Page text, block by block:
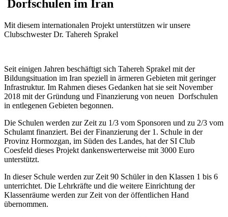
Dorfschulen im Iran
Mit diesem internationalen Projekt unterstützen wir unsere
Clubschwester Dr. Tahereh Sprakel
Seit einigen Jahren beschäftigt sich Tahereh Sprakel mit der
Bildungsituation im Iran speziell in ärmeren Gebieten mit geringer
Infrastruktur. Im Rahmen dieses Gedanken hat sie seit November
2018 mit der Gründung und Finanzierung von neuen Dorfschulen
in entlegenen Gebieten begonnen.
Die Schulen werden zur Zeit zu 1/3 vom Sponsoren und zu 2/3 vom
Schulamt finanziert. Bei der Finanzierung der 1. Schule in der
Provinz Hormozgan, im Süden des Landes, hat der SI Club
Coesfeld dieses Projekt dankenswerterweise mit 3000 Euro
unterstützt.
In dieser Schule werden zur Zeit 90 Schüler in den Klassen 1 bis 6
unterrichtet. Die Lehrkräfte und die weitere Einrichtung der
Klassenräume werden zur Zeit von der öffentlichen Hand
übernommen.